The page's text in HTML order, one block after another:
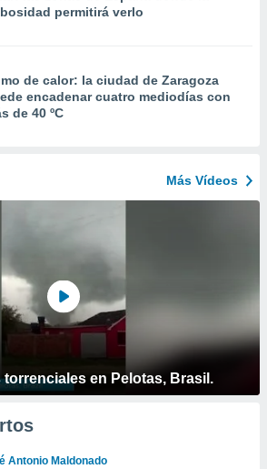
permitirá verlo
de calor: la ciudad de Zaragoza
encadenar cuatro mediodías con
de 40 ºC
Más Vídeos
en Pelotas, Brasil.
Antonio Maldonado